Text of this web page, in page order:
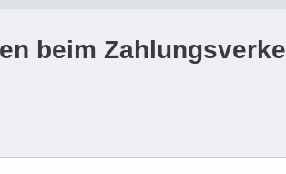
beim